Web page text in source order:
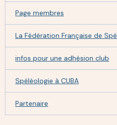
Page membres
La Fédération Française de Spé
infos pour une adhésion club
Spéléologie à CUBA
Partenaire